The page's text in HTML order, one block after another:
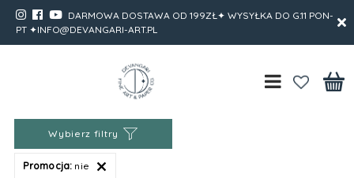
DARMOWA DOSTAWA OD 199ZŁ✦ WYSYŁKA DO G.11 PON-
PT ✦INFO@DEVANGARI-ART.PL
Wybierz filtry
Promocja: nie